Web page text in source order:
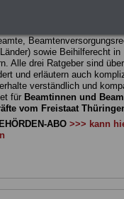
sowie Beihilferecht in
Alle drei Ratgeber sind
und erläutern auch
verständlich und
für Beamtinnen und
vom Freistaat
ABO >>> kann